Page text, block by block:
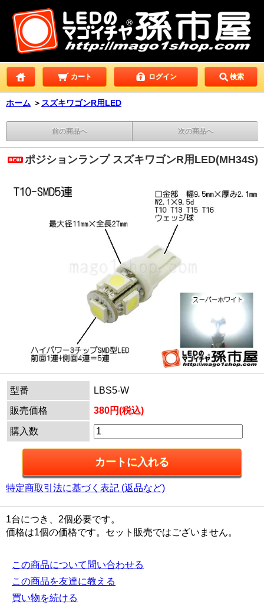
カート ログイン 検索
ホーム ＞ スズキワゴンR用LED
前の商品へ 次の商品へ
ポジションランプ スズキワゴンR用LED(MH34S)
型番
LBS5-W
販売価格
380円(税込)
購入数
特定商取引法に基づく表記 (返品など)
1台につき、2個必要です。
価格は1個の価格です。セット販売ではございません。
この商品について問い合わせる
この商品を友達に教える
買い物を続ける